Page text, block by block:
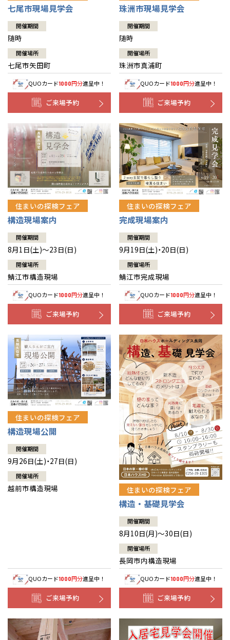
七尾市現場見学会
開催期間
随時
開催場所
七尾市矢田町
QUOカード1000円分進呈中！
ご来場予約
珠洲市現場見学会
開催期間
随時
開催場所
珠洲市真浦町
QUOカード1000円分進呈中！
ご来場予約
住まいの探検フェア
構造現場案内
開催期間
8月1日(土)～23日(日)
開催場所
鯖江市構造現場
QUOカード1000円分進呈中！
ご来場予約
住まいの探検フェア
完成現場案内
開催期間
9月19日(土)・20日(日)
開催場所
鯖江市完成現場
QUOカード1000円分進呈中！
ご来場予約
住まいの探検フェア
構造現場公開
開催期間
9月26日(土)・27日(日)
開催場所
越前市構造現場
QUOカード1000円分進呈中！
ご来場予約
住まいの探検フェア
構造・基礎見学会
開催期間
8月10日(月)～30日(日)
開催場所
長岡市内構造現場
QUOカード1000円分進呈中！
ご来場予約